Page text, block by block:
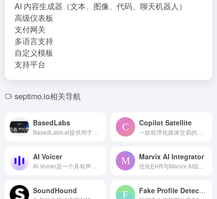
AI 内容生成器（文本、图像、代码、聊天机器人）
高级仪表板
支付网关
多语言支持
自定义模板
支持平台
septimo.io相关导航
BasedLabs Copilot Satellite
AI Voicer Marvix AI Integrator
SoundHound Fake Profile Detector (Deepfake, GAN)